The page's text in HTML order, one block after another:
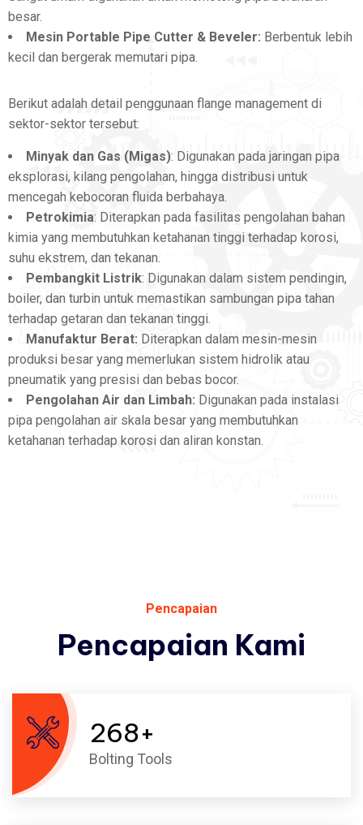
besar.
Mesin Portable Pipe Cutter & Beveler: Berbentuk lebih
kecil dan bergerak memutari pipa.
Berikut adalah detail penggunaan flange management di
sektor-sektor tersebut:
Minyak dan Gas (Migas): Digunakan pada jaringan pipa
eksplorasi, kilang pengolahan, hingga distribusi untuk
mencegah kebocoran fluida berbahaya.
Petrokimia: Diterapkan pada fasilitas pengolahan bahan
kimia yang membutuhkan ketahanan tinggi terhadap korosi,
suhu ekstrem, dan tekanan.
Pembangkit Listrik: Digunakan dalam sistem pendingin,
boiler, dan turbin untuk memastikan sambungan pipa tahan
terhadap getaran dan tekanan tinggi.
Manufaktur Berat: Diterapkan dalam mesin-mesin
produksi besar yang memerlukan sistem hidrolik atau
pneumatik yang presisi dan bebas bocor.
Pengolahan Air dan Limbah: Digunakan pada instalasi
pipa pengolahan air skala besar yang membutuhkan
ketahanan terhadap korosi dan aliran konstan.
Pencapaian
Pencapaian Kami
268+
Bolting Tools